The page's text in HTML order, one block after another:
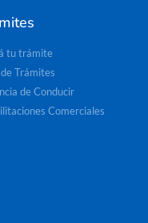
tu trámite
Trámites
de Conducir
Comerciales